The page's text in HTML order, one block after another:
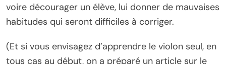
voire décourager un élève, lui donner de mauvaises
habitudes qui seront difficiles à corriger.
(Et si vous envisagez d’apprendre le violon seul, en
tous cas au début, on a préparé un article sur le